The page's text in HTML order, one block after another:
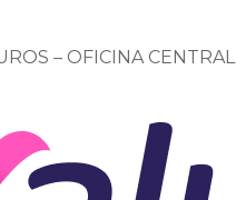
– OFICINA CENTRAL